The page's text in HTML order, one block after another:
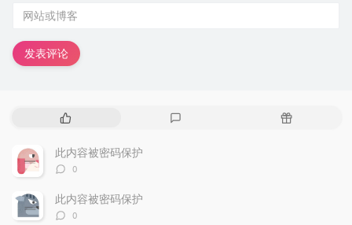
发表评论
热
文
章
随
此内容被密码保护
评
数：
0
此内容被密码保护
评
0